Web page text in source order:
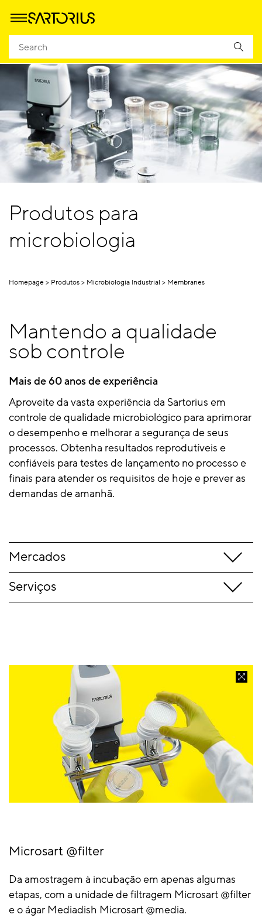
Produtos para
microbiologia
Homepage Produtos Microbiologia Industrial Membranes
Mantendo a qualidade
sob controle
Mais de 60 anos de experiência
Aproveite da vasta experiência da Sartorius em
controle de qualidade microbiológico para aprimorar
o desempenho e melhorar a segurança de seus
processos. Obtenha resultados reprodutíveis e
confiáveis para testes de lançamento no processo e
finais para atender os requisitos de hoje e prever as
demandas de amanhã.
Mercados
Serviços
Microsart @filter
Da amostragem à incubação em apenas algumas
etapas, com a unidade de filtragem Microsart @filter
e o ágar Mediadish Microsart @media.